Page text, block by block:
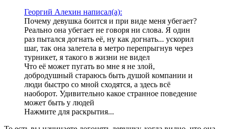
Георгий Алехин написал(а):
Почему девушка боится и при виде меня убегает?
Реально она убегает не говоря ни слова. Я один
раз пытался догнать её, ну как догнать... ускорил
шаг, так она залетела в метро перепрыгнув через
турникет, я такого в жизни не видел
Что её может пугать во мне я не злой,
добродушный стараюсь быть душой компании и
люди быстро со мной сходятся, а здесь всё
наоборот. Удивительно какое странное поведение
может быть у людей
Нажмите для раскрытия...